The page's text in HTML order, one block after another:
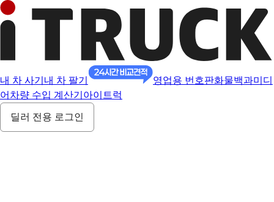
내 차 사기 내 차 팔기 영업용 번호판화물백과미디
어 차량 수입 계산기 아이트럭
딜러 전용 로그인